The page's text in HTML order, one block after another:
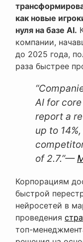
как новые
нуля на базе AI.
компании,
до 2025 года,
раза быстрее
AI for
report a
up to
of 2.7.”—
Корпорациям
быстрой
нейросетей в
проведения
топ-